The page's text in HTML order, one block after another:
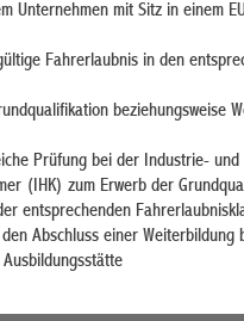
Unternehmen mit Sitz in einem
Fahrerlaubnis in den
beziehungsweise
Prüfung bei der Industrie- und
(IHK) zum Erwerb der
entsprechenden
Abschluss einer Weiterbildung